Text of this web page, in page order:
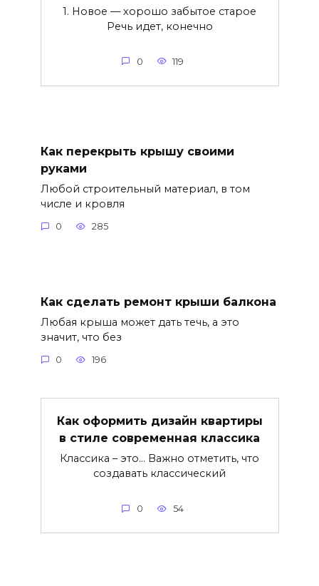
1. Новое — хорошо забытое старое
Речь идет, конечно
0 119
Как перекрыть крышу своими
руками
Любой строительный материал, в том
числе и кровля
0 285
Как сделать ремонт крыши балкона
Любая крыша может дать течь, а это
значит, что без
0 196
Как оформить дизайн квартиры
в стиле современная классика
Классика – это… Важно отметить, что
создавать классический
0 54